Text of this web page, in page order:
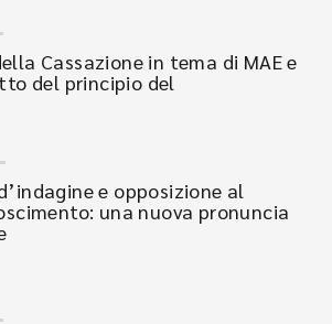
Cassazione in tema di MAE e
del principio del
e opposizione al
una nuova pronuncia